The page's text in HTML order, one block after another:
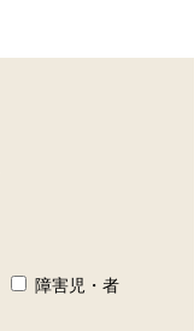
障害児・者